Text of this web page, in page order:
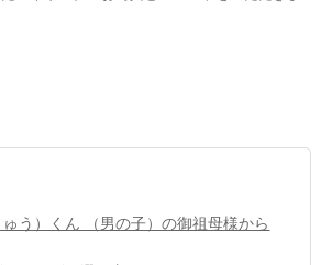
う）くん （男の子）の御祖母様から